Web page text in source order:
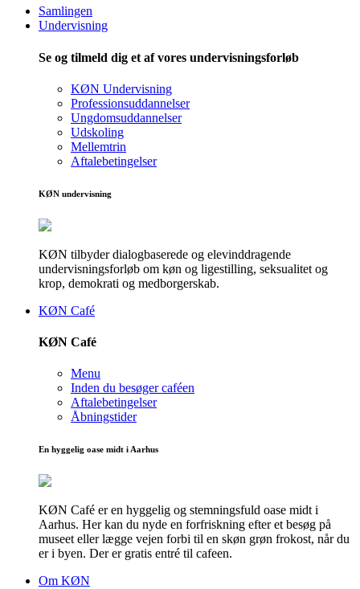
Samlingen
Undervisning
Se og tilmeld dig et af vores undervisningsforløb
KØN Undervisning
Professionsuddannelser
Ungdomsuddannelser
Udskoling
Mellemtrin
Aftalebetingelser
KØN undervisning
KØN tilbyder dialogbaserede og elevinddragende
undervisningsforløb om køn og ligestilling, seksualitet og
krop, demokrati og medborgerskab.
KØN Café
KØN Café
Menu
Inden du besøger caféen
Aftalebetingelser
Åbningstider
En hyggelig oase midt i Aarhus
KØN Café er en hyggelig og stemningsfuld oase midt i
Aarhus. Her kan du nyde en forfriskning efter et besøg på
museet eller lægge vejen forbi til en skøn grøn frokost, når du
er i byen. Der er gratis entré til cafeen.
Om KØN